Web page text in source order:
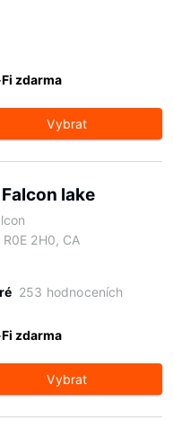
zdarma
Vybrat
lake
2H0, CA
253 hodnoceních
zdarma
Vybrat